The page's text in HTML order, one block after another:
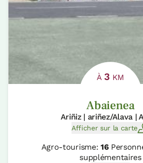
À 3 KM
Abaienea
Ariñiz | ariñez/Alava |
Afficher sur la carte
Agro-tourisme: 16
supplémentaires